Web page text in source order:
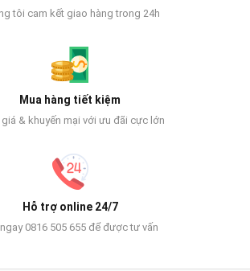
tôi cam kết giao hàng trong 24h
Mua hàng tiết kiệm
giá & khuyến mại với ưu đãi cực lớn
Hỗ trợ online 24/7
0816 505 655 để được tư vấn